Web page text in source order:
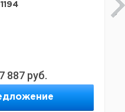
7 887 руб.